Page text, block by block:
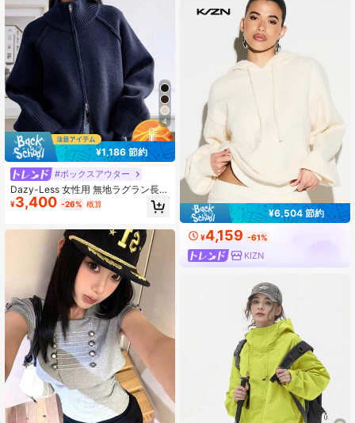
4
¥1,186 節約
#ボックスアウター
Dazy-Less 女性用 無地ラグラン長袖
ジッパー前開きニットカーディガ
ン、秋冬、長袖トップス オールドマ
ト
¥3,400 -26% 概算
¥6,504 節約
¥4,159 -61%
KIZN